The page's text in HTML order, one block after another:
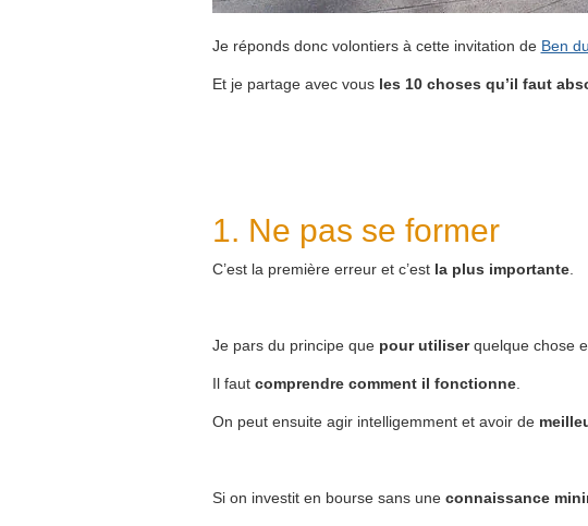
Je réponds donc volontiers à cette invitation de Ben
Et je partage avec vous les 10 choses qu’il faut
1. Ne pas se former
C’est la première erreur et c’est la plus importante.
Je pars du principe que pour utiliserquelque chose
Il faut comprendre comment il fonctionne.
On peut ensuite agir intelligemment et avoir de
Si on investit en bourse sans une connaissance